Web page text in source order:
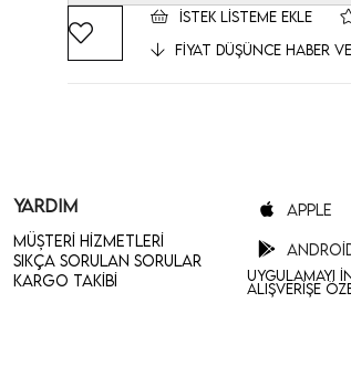
İSTEK LISTEME EKLE
FIYAT DÜŞÜNCE HABER
YARDIM
Müşteri Hizmetleri
Sıkça Sorulan Sorular
Kargo Takibi
Apple
Uygulamayı
Alışverişe